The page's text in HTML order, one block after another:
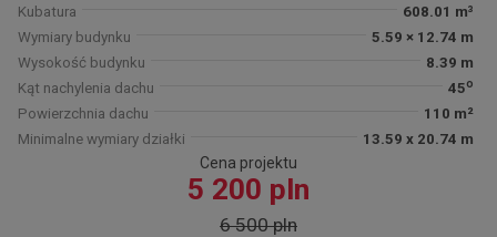
Kubatura
608.01 m³
Wymiary budynku
5.59 × 12.74 m
Wysokość budynku
8.39 m
Kąt nachylenia dachu
45o
Powierzchnia dachu
110 m²
Minimalne wymiary działki
13.59 x 20.74 m
Cena projektu
5 200 pln
6 500 pln